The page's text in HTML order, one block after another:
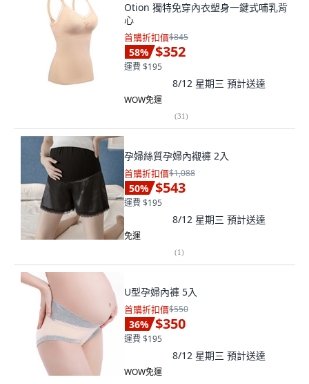
Otion 獨特免穿內衣塑身一鍵式哺乳背
心
首購折扣價$845
58% $352
運費 $195
8/12 星期三 預計送達
WOW免運
(31)
孕婦絲質孕婦內襯褲 2入
首購折扣價$1,088
50% $543
運費 $195
8/12 星期三 預計送達
免運
(1)
U型孕婦內褲 5入
首購折扣價$550
36% $350
運費 $195
8/12 星期三 預計送達
WOW免運